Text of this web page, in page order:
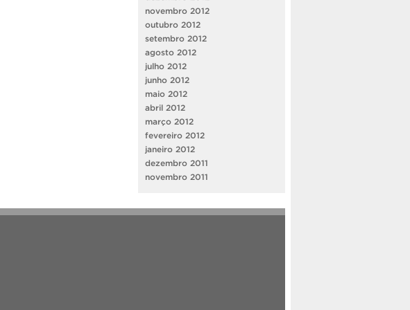
novembro 2012
outubro 2012
setembro 2012
agosto 2012
julho 2012
junho 2012
maio 2012
abril 2012
março 2012
fevereiro 2012
janeiro 2012
dezembro 2011
novembro 2011